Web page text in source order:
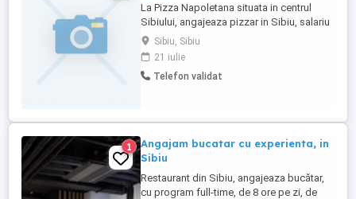
La Pizza Napoletana situata in centrul
Sibiului, angajeaza pizzar in Sibiu, salariu
6000 lei. Telefon
Sibiu, Sibiu
21 iulie
Telefon validat
1
Angajam bucatar cu experienta, in
Sibiu
Restaurant din Sibiu, angajeaza bucătar,
cu program full-time, de 8 ore pe zi, de